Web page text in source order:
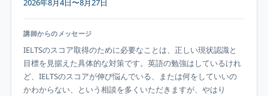
2026年8月4日〜8月27日
講師からのメッセージ
IELTSのスコア取得のために必要なことは、正しい現状認識と
目標を見据えた具体的な対策です。英語の勉強はしているけれ
ど、IELTSのスコアが伸び悩んでいる、または何をしていいの
かわからない、という相談を多くいただきますが、やはり